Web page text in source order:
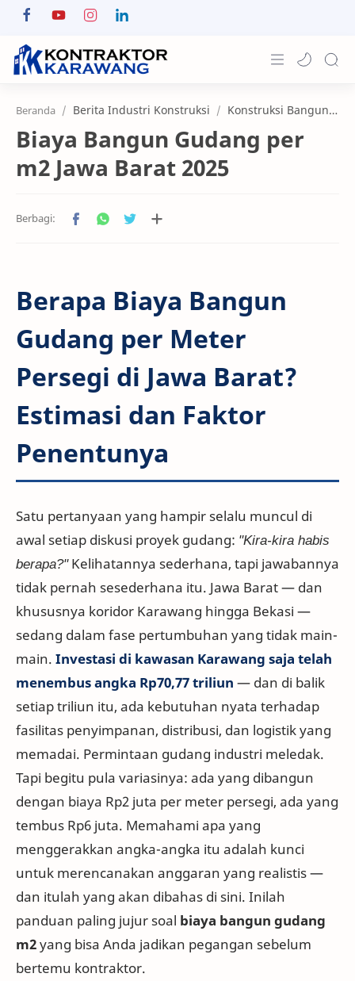
About
Portfolio
Beranda Berita Industri Konstruksi Konstruksi Bangunan Industri
Biaya Bangun Gudang per
m2 Jawa Barat 2025
Berapa Biaya Bangun
Gudang per Meter
Persegi di Jawa Barat?
Estimasi dan Faktor
Penentunya
Satu pertanyaan yang hampir selalu muncul di
awal setiap diskusi proyek gudang: "Kira-kira habis
berapa?"Kelihatannya sederhana, tapi jawabannya
tidak pernah sesederhana itu. Jawa Barat — dan
khususnya koridor Karawang hingga Bekasi —
sedang dalam fase pertumbuhan yang tidak main-
main. Investasi di kawasan Karawang saja telah
menembus angka Rp70,77 triliun — dan di balik
setiap triliun itu, ada kebutuhan nyata terhadap
fasilitas penyimpanan, distribusi, dan logistik yang
memadai. Permintaan gudang industri meledak.
Tapi begitu pula variasinya: ada yang dibangun
dengan biaya Rp2 juta per meter persegi, ada yang
tembus Rp6 juta. Memahami apa yang
menggerakkan angka-angka itu adalah kunci
untuk merencanakan anggaran yang realistis —
dan itulah yang akan dibahas di sini. Inilah
panduan paling jujur soal biaya bangun gudang
m2yang bisa Anda jadikan pegangan sebelum
bertemu kontraktor.